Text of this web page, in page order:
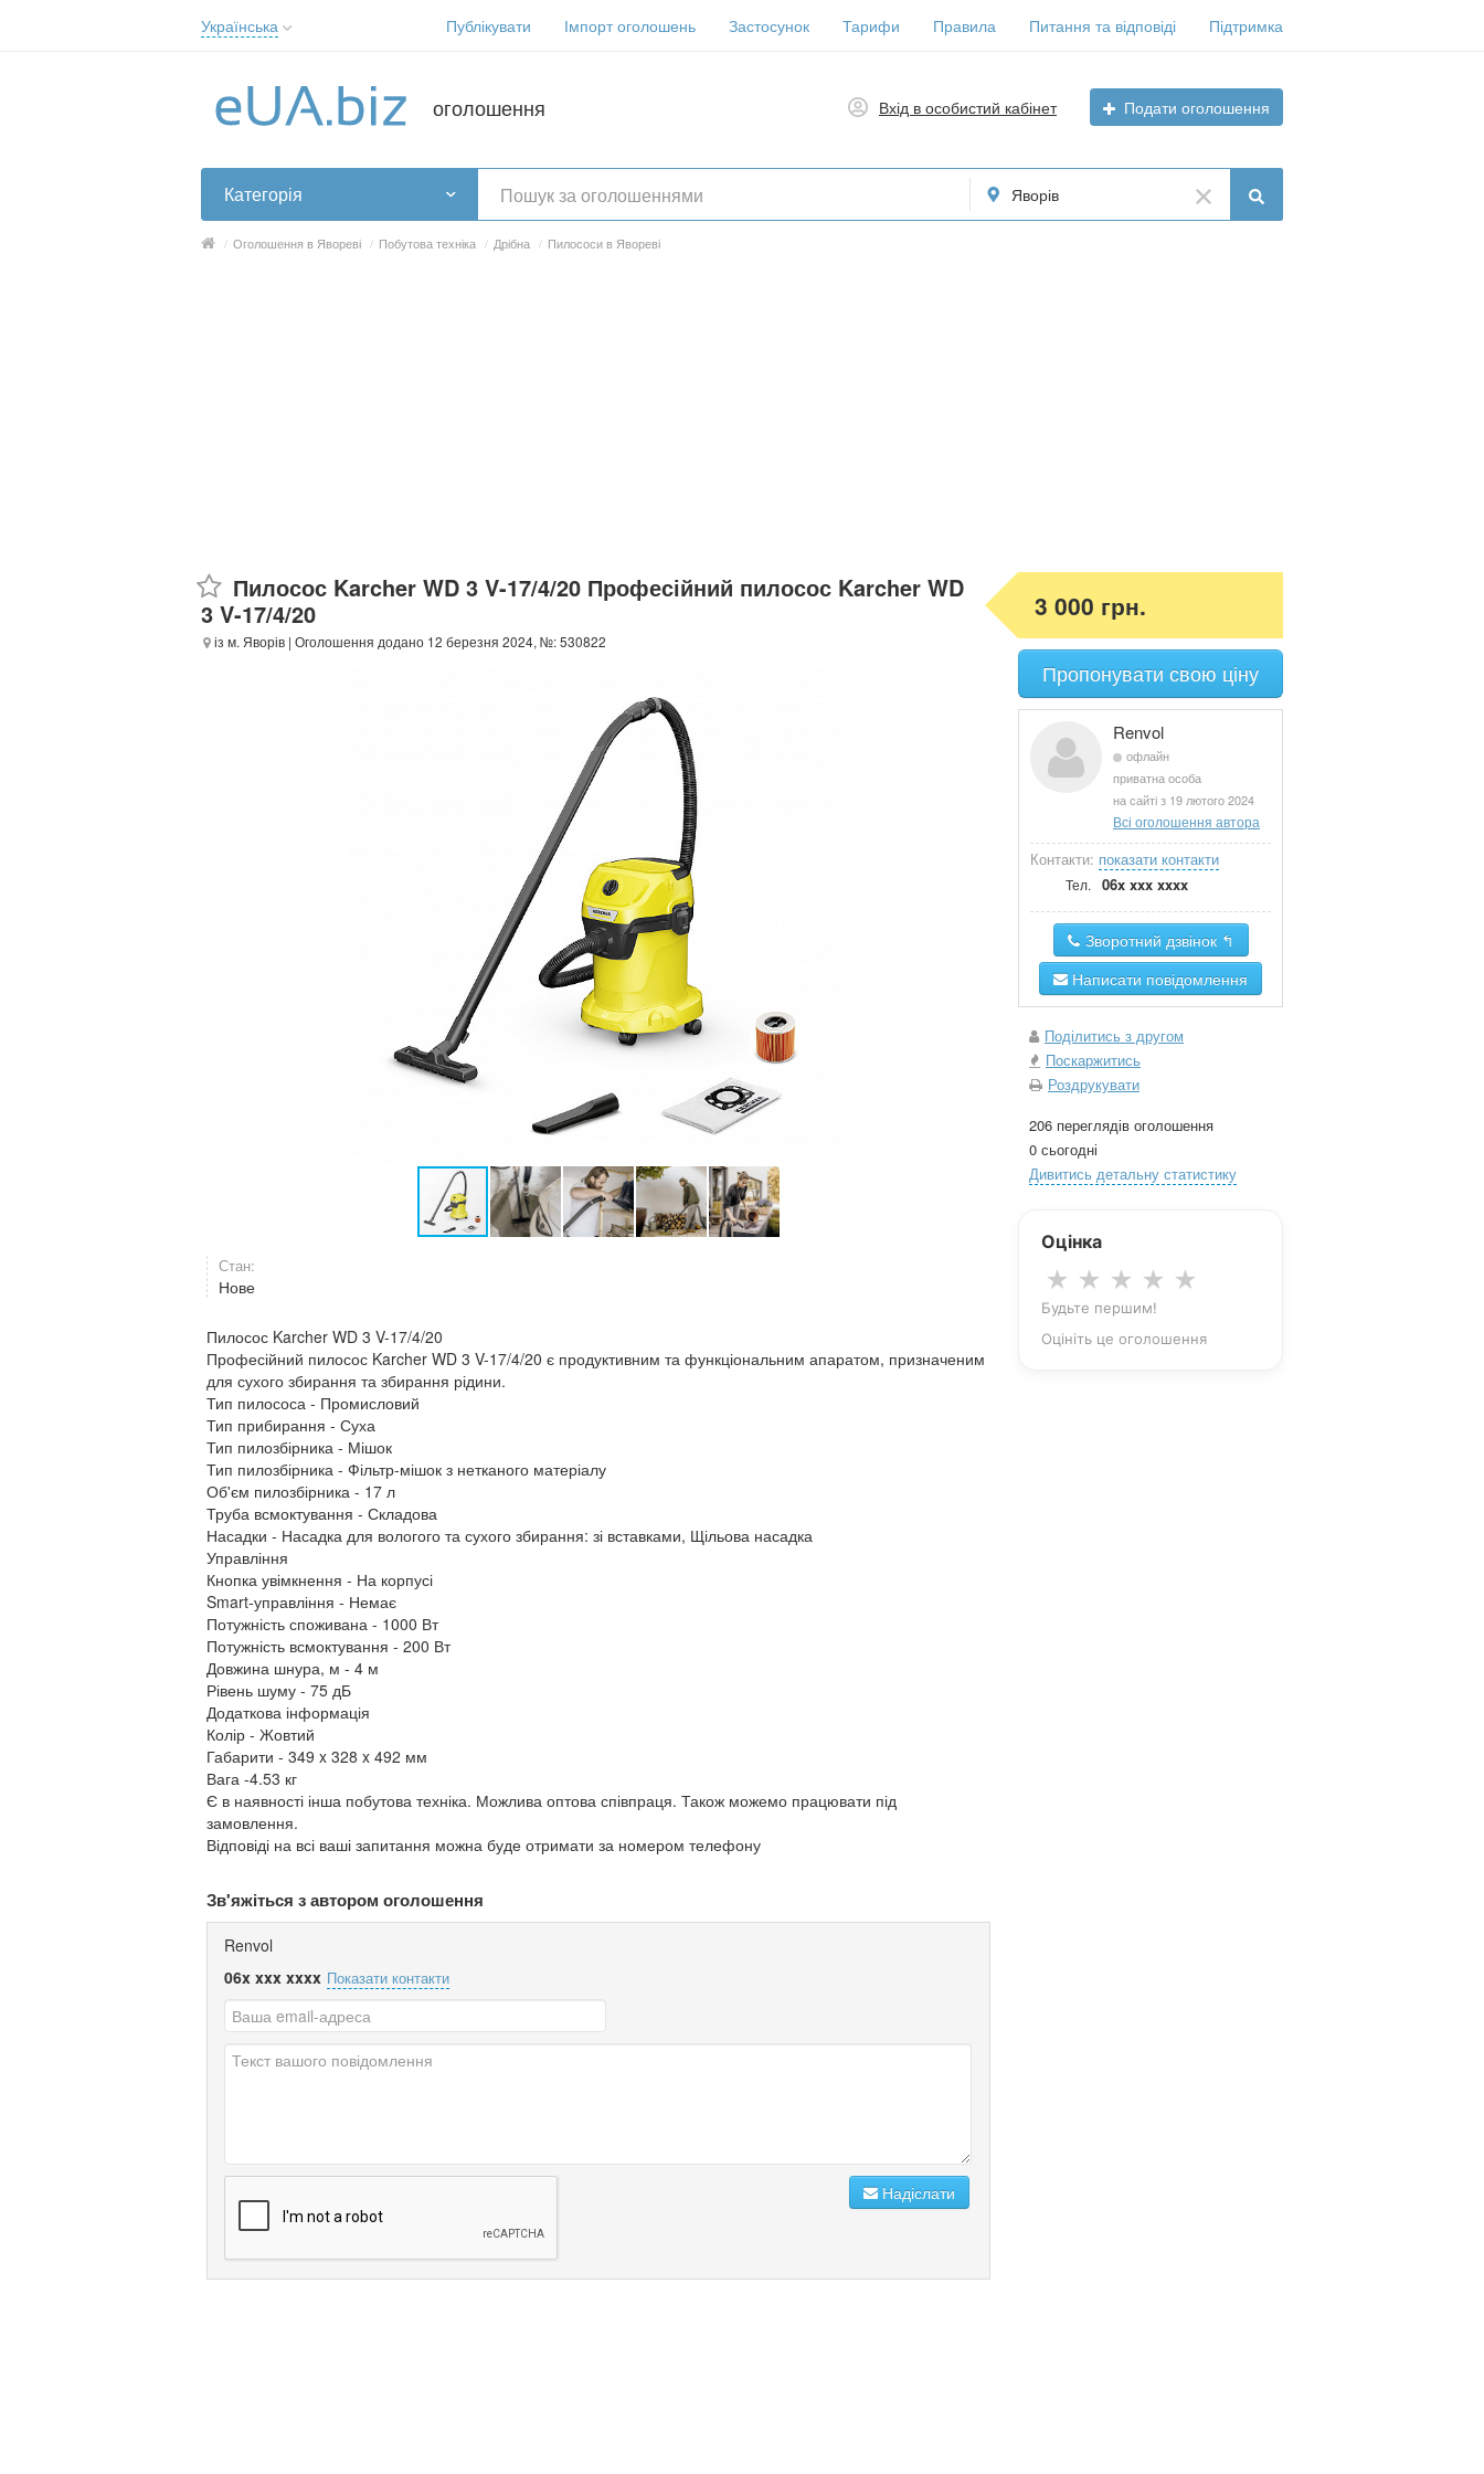
Українська
Українська
Публікувати Імпорт оголошень Застосунок Тарифи Правила Питання та відповіді Підтримка
оголошення Вхід в особистий кабінет Подати оголошення
Категорія Яворів
/ Оголошення в Явореві / Побутова техніка / Дрібна / Пилососи в Явореві
Пилосос Karcher WD 3 V-17/4/20 Професійний пилосос Karcher WD
3 V-17/4/20
із м. Яворів | Оголошення додано 12 березня 2024, №: 530822
Стан:
Нове
Пилосос Karcher WD 3 V-17/4/20
Професійний пилосос Karcher WD 3 V-17/4/20 є продуктивним та функціональним апаратом, призначеним
для сухого збирання та збирання рідини.
Тип пилососа - Промисловий
Тип прибирання - Суха
Тип пилозбірника - Мішок
Тип пилозбірника - Фільтр-мішок з нетканого матеріалу
Об'єм пилозбірника - 17 л
Труба всмоктування - Складова
Насадки - Насадка для вологого та сухого збирання: зі вставками, Щільова насадка
Управління
Кнопка увімкнення - На корпусі
Smart-управління - Немає
Потужність споживана - 1000 Вт
Потужність всмоктування - 200 Вт
Довжина шнура, м - 4 м
Рівень шуму - 75 дБ
Додаткова інформація
Колір - Жовтий
Габарити - 349 x 328 x 492 мм
Вага -4.53 кг
Є в наявності інша побутова техніка. Можлива оптова співпраця. Також можемо працювати під
замовлення.
Відповіді на всі ваші запитання можна буде отримати за номером телефону
Зв'яжіться з автором оголошення
Renvol
06x xxx xxxx Показати контакти
Надіслати
3 000 грн.
Пропонувати свою ціну
Renvol
офлайн
приватна особа
на сайті з 19 лютого 2024
Всі оголошення автора
Контакти: показати контакти
Тел. 06x xxx xxxx
Зворотний дзвінок ↰
Написати повідомлення
Поділитись з другом
Поскаржитись
Роздрукувати
206 переглядів оголошення
0 сьогодні
Дивитись детальну статистику
Оцінка
★ ★ ★ ★ ★
Будьте першим!
Оцініть це оголошення